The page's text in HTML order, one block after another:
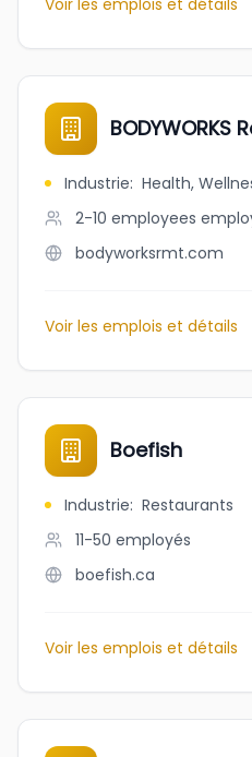
Voir les emplois et détails
Industrie: Health,
2-10 employees
bodyworksrmt.com
Voir les emplois et détails
Boefish
Industrie: Restaurants
11-50 employés
boefish.ca
Voir les emplois et détails